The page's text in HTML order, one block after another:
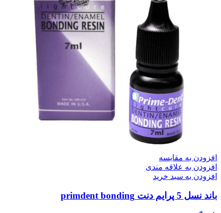
افزودن به مقایسه
افزودن به علاقه مندی
افزودن به سبد خرید
باند نسل 5 پرایم دنت primdent bonding